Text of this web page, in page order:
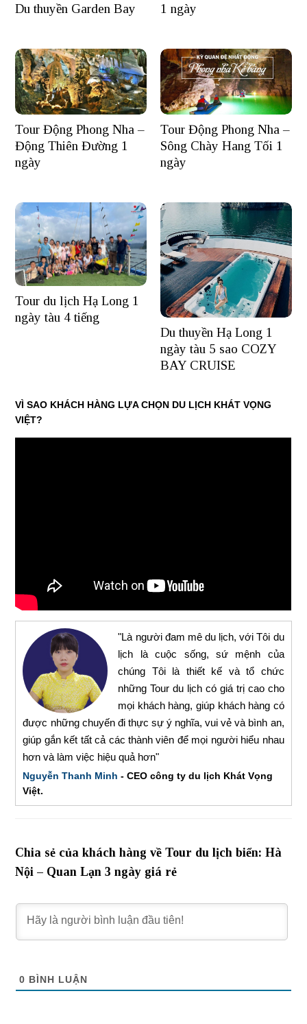
Du thuyền Garden Bay
1 ngày
Tour Động Phong Nha –
Động Thiên Đường 1
ngày
Tour Động Phong Nha –
Sông Chày Hang Tối 1
ngày
Tour du lịch Hạ Long 1
ngày tàu 4 tiếng
Du thuyền Hạ Long 1
ngày tàu 5 sao COZY
BAY CRUISE
VÌ SAO KHÁCH HÀNG LỰA CHỌN DU LỊCH KHÁT VỌNG
VIỆT?
"Là người đam mê du lịch, với Tôi du
lịch là cuộc sống, sứ mệnh của
chúng Tôi là thiết kế và tổ chức
những Tour du lịch có giá trị cao cho
mọi khách hàng, giúp khách hàng có
được những chuyến đi thực sự ý nghĩa, vui vẻ và bình an,
giúp gắn kết tất cả các thành viên để mọi người hiểu nhau
hơn và làm việc hiệu quả hơn"
Nguyễn Thanh Minh - CEO công ty du lịch Khát Vọng
Việt.
Chia sẻ của khách hàng về Tour du lịch biển: Hà
Nội – Quan Lạn 3 ngày giá rẻ
0 BÌNH LUẬN